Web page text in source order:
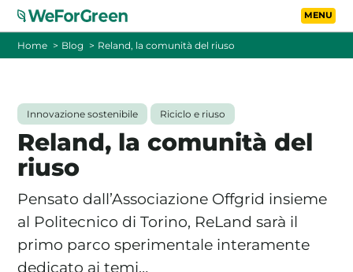
Vai al contenuto
TARIFFE
FOTOVOLTAICO A DISTANZA
BLOG
Home Blog Reland, la comunità del riuso
Innovazione sostenibile Riciclo e riuso
Reland, la comunità del
riuso
Pensato dall’Associazione Offgrid insieme
al Politecnico di Torino, ReLand sarà il
primo parco sperimentale interamente
dedicato ai temi…